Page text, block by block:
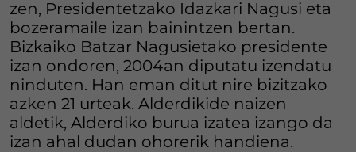
zen, Presidentetzako Idazkari Nagusi eta
bozeramaile izan bainintzen bertan.
Bizkaiko Batzar Nagusietako presidente
izan ondoren, 2004an diputatu izendatu
ninduten. Han eman ditut nire bizitzako
azken 21 urteak. Alderdikide naizen
aldetik, Alderdiko burua izatea izango da
izan ahal dudan ohorerik handiena.